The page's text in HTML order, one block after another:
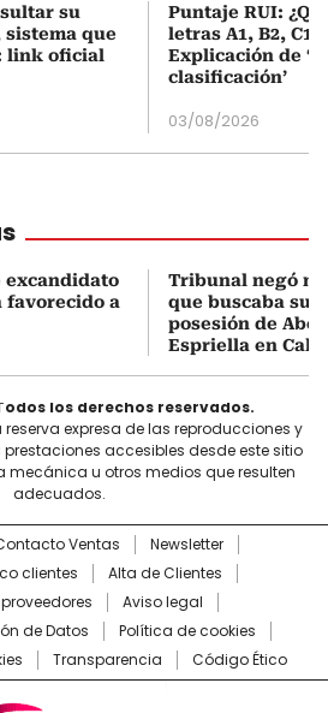
su
que
link oficial
Puntaje RUI:
letras A1, B2, C1
Explicación de
clasificación’
03/08/2026
excandidato
favorecido a
Tribunal negó
que buscaba
posesión de
Espriella en Cali
los derechos reservados.
reserva expresa de las reproducciones y
accesibles desde este sitio
mecánica u otros medios que resulten
adecuados.
Ventas
Newsletter
clientes
Alta de Clientes
Aviso legal
de Datos
Política de cookies
Transparencia Código Ético